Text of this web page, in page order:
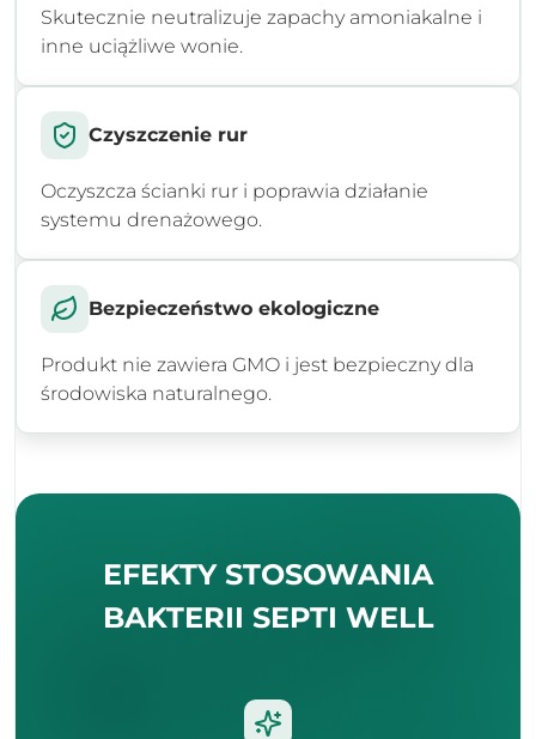
Skutecznie neutralizuje zapachy amoniakalne i
inne uciążliwe wonie.
Czyszczenie rur
Oczyszcza ścianki rur i poprawia działanie
systemu drenażowego.
Bezpieczeństwo ekologiczne
Produkt nie zawiera GMO i jest bezpieczny dla
środowiska naturalnego.
EFEKTY STOSOWANIA
BAKTERII SEPTI WELL